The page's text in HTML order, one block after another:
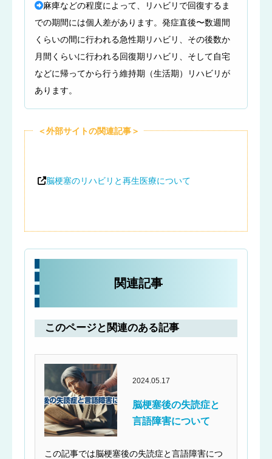
麻痺などの程度によって、リハビリで回復するま
での期間には個人差があります。発症直後〜数週間
くらいの間に行われる急性期リハビリ、その後数か
月間くらいに行われる回復期リハビリ、そして自宅
などに帰ってから行う維持期（生活期）リハビリが
あります。
＜外部サイトの関連記事＞
脳梗塞のリハビリと再生医療について
関連記事
このページと関連のある記事
2024.05.17
脳梗塞後の失読症と
言語障害について
この記事では脳梗塞後の失読症と言語障害につ